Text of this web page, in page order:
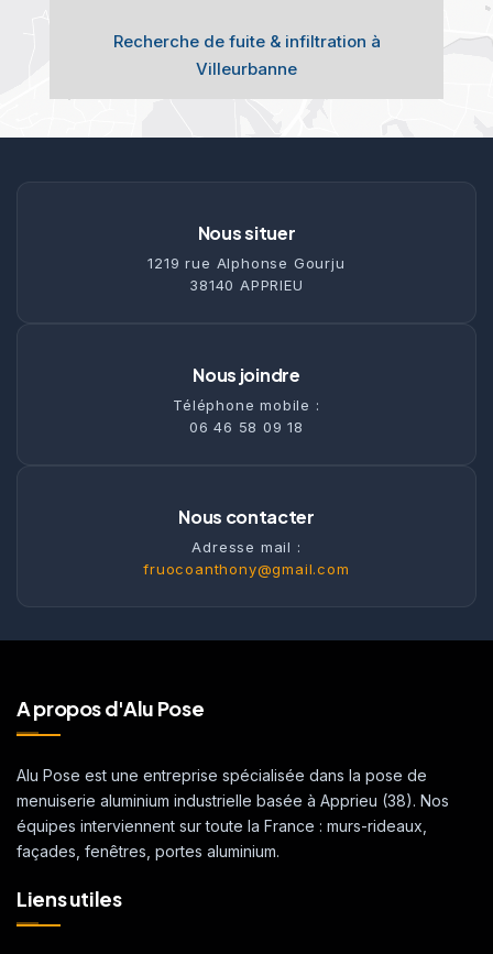
Recherche de fuite & infiltration à
Villeurbanne
Nous situer
1219 rue Alphonse Gourju
38140 APPRIEU
Nous joindre
Téléphone mobile :
06 46 58 09 18
Nous contacter
Adresse mail :
fruocoanthony@gmail.com
A propos d'Alu Pose
Alu Pose est une entreprise spécialisée dans la pose de
menuiserie aluminium industrielle basée à Apprieu (38). Nos
équipes interviennent sur toute la France : murs-rideaux,
façades, fenêtres, portes aluminium.
Liens utiles